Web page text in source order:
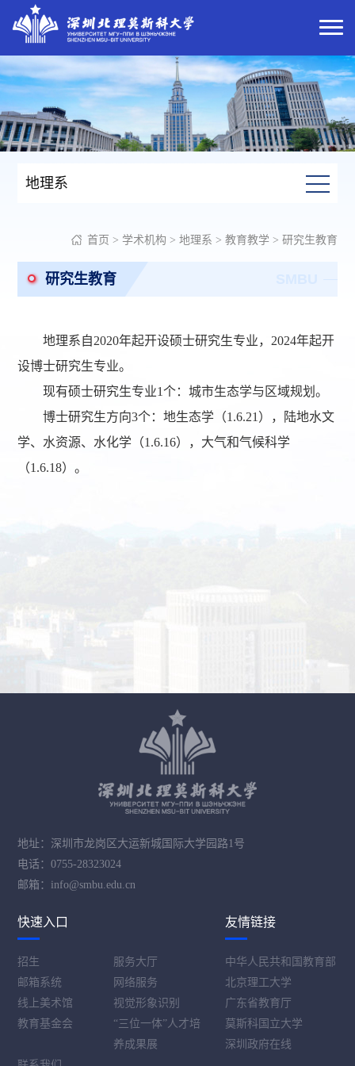
地理系
首页 > 学术机构 > 地理系 > 教育教学> 研究生教育
研究生教育
地理系自2020年起开设硕士研究生专业，2024年起开
设博士研究生专业。
现有硕士研究生专业1个：城市生态学与区域规划。
博士研究生方向3个：地生态学（1.6.21），陆地水文
学、水资源、水化学（1.6.16），大气和气候科学
（1.6.18）。
地址：深圳市龙岗区大运新城国际大学园路1号
电话：0755-28323024
邮箱：info@smbu.edu.cn
快速入口
招生
服务大厅
邮箱系统
网络服务
线上美术馆
视觉形象识别
教育基金会
“三位一体”人才培
养成果展
友情链接
中华人民共和国教育部
北京理工大学
广东省教育厅
莫斯科国立大学
深圳政府在线